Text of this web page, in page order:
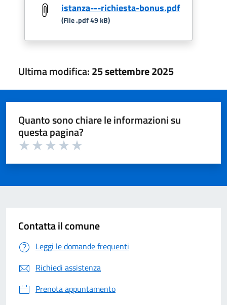
istanza---richiesta-bonus.pdf
(File .pdf 49 kB)
Ultima modifica:25 settembre 2025
Quanto sono chiare le informazioni su
questa pagina?
Contatta il comune
Leggi le domande frequenti
Richiedi assistenza
Prenota appuntamento